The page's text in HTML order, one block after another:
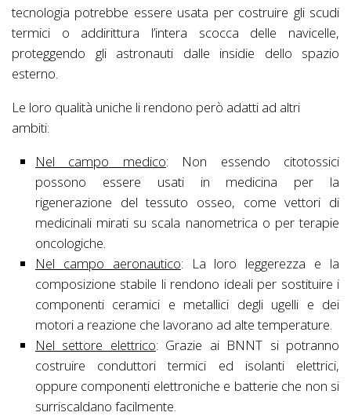
tecnologia potrebbe essere usata per costruire gli scudi
termici o addirittura l’intera scocca delle navicelle,
proteggendo gli astronauti dalle insidie dello spazio
esterno.
Le loro qualità uniche li rendono però adatti ad altri
ambiti:
Nel campo medico: Non essendo citotossici
possono essere usati in medicina per la
rigenerazione del tessuto osseo, come vettori di
medicinali mirati su scala nanometrica o per terapie
oncologiche.
Nel campo aeronautico: La loro leggerezza e la
composizione stabile li rendono ideali per sostituire i
componenti ceramici e metallici degli ugelli e dei
motori a reazione che lavorano ad alte temperature.
Nel settore elettrico: Grazie ai BNNT si potranno
costruire conduttori termici ed isolanti elettrici,
oppure componenti elettroniche e batterie che non si
surriscaldano facilmente.